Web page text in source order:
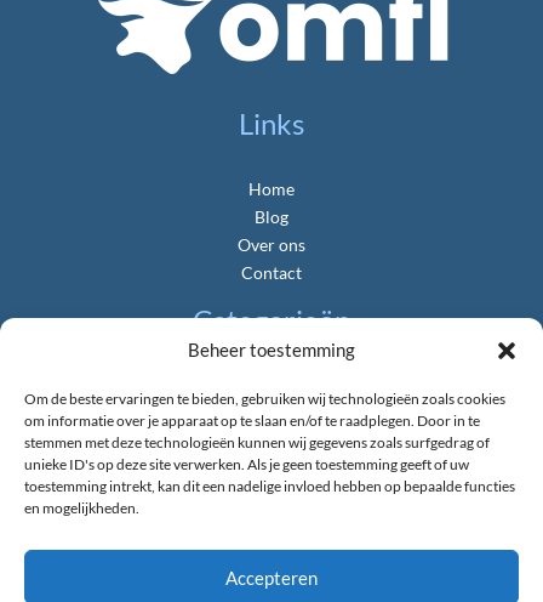
Beheer toestemming
Om de beste ervaringen te bieden, gebruiken wij technologieën zoals cookies
om informatie over je apparaat op te slaan en/of te raadplegen. Door in te
stemmen met deze technologieën kunnen wij gegevens zoals surfgedrag of
unieke ID's op deze site verwerken. Als je geen toestemming geeft of uw
toestemming intrekt, kan dit een nadelige invloed hebben op bepaalde functies
en mogelijkheden.
Accepteren
Links
Home
Blog
Over ons
Contact
Categorieën
Gemeente & Politiek
Landbouw & Platteland
Natuur & Duurzaamheid
Nieuws uit de Provincie
Wonen & Bouwen